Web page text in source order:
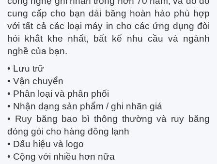
cung cấp cho bạn dải băng hoàn hảo phù hợp
với tất cả các loại máy in cho các ứng dụng đòi
hỏi khắt khe nhất, bất kể nhu cầu và ngành
nghề của bạn.
• Lưu trữ
• Vận chuyển
• Phân loại và phân phối
• Nhận dạng sản phẩm / ghi nhãn giá
• Ruy băng bao bì thông thường và ruy băng
đóng gói cho hàng đông lạnh
• Dấu hiệu và logo
• Cộng với nhiều hơn nữa